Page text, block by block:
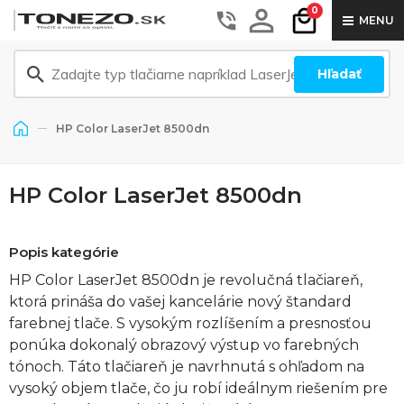
0
MENU
Hľadať
HP Color LaserJet 8500dn
HP Color LaserJet 8500dn
Popis kategórie
HP Color LaserJet 8500dn je revolučná tlačiareň,
ktorá prináša do vašej kancelárie nový štandard
farebnej tlače. S vysokým rozlíšením a presnosťou
ponúka dokonalý obrazový výstup vo farebných
tónoch. Táto tlačiareň je navrhnutá s ohľadom na
vysoký objem tlače, čo ju robí ideálnym riešením pre